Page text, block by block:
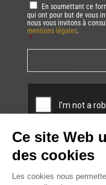
RGPD *
En soumettant ce
qui ont pour but de vous
nous vous invitons à
mentions légales.
*